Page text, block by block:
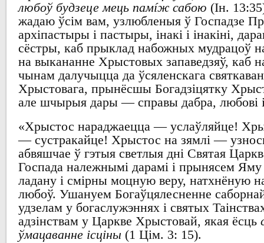
любоў будзеце мець памíж сабою (Ін.
жадаю ўсім вам,узлюбленыя ў Госпадзе
архіпастыры і пастыры,інакі і інакіні,
сёстры,каб прыклад набожных мудрацоў
навыкананне Хрыстовых запаведзяў,каб
чынам далучыцца да ўсяленскага
Хрыстовага,прынёсшы Богадзіцятку
але шчырыя дары —справы дабра,любові
«Хрыстос нараджаецца —услаўляйце!
—сустракайце!Хрыстос назямлі —
абвяшчае ў гэтыя светлыя дні Святая
Госпада належнымі дарамі і прынясем Яму
ладану і смірны моцную веру,натхнёную
любоў.Ушануем Богаўцялесненне
удзелам у богаслужэннях і святых
адзінствам у Царкве Хрыстовай,якая ёсць
ўмацаванне ісціны (1Цім. 3: 15).